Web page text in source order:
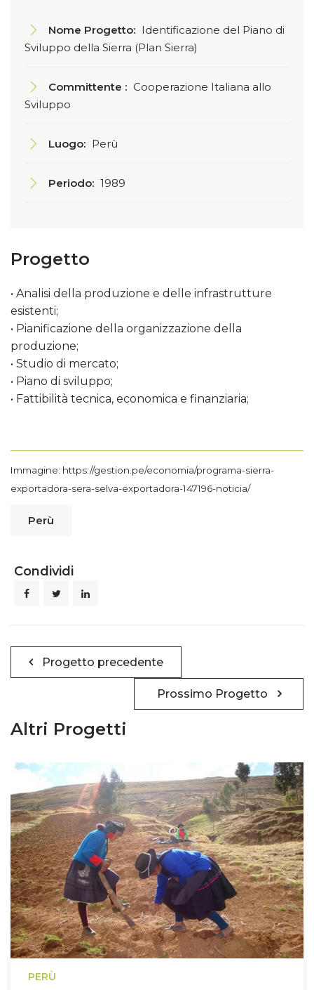
Nome Progetto: Identificazione del Piano di
Sviluppo della Sierra (Plan Sierra)
Committente : Cooperazione Italiana allo
Sviluppo
Luogo: Perù
Periodo: 1989
Progetto
• Analisi della produzione e delle infrastrutture
esistenti;
• Pianificazione della organizzazione della
produzione;
• Studio di mercato;
• Piano di sviluppo;
• Fattibilità tecnica, economica e finanziaria;
Immagine: https://gestion.pe/economia/programa-sierra-
exportadora-sera-selva-exportadora-147196-noticia/
Perù
Condividi
Navigazione
articoli
Progetto precedente
Prossimo Progetto
Altri Progetti
PERÙ